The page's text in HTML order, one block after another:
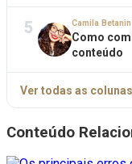
5 Camila Betanin
Como
conteúdo
Ver todas as
Conteúdo